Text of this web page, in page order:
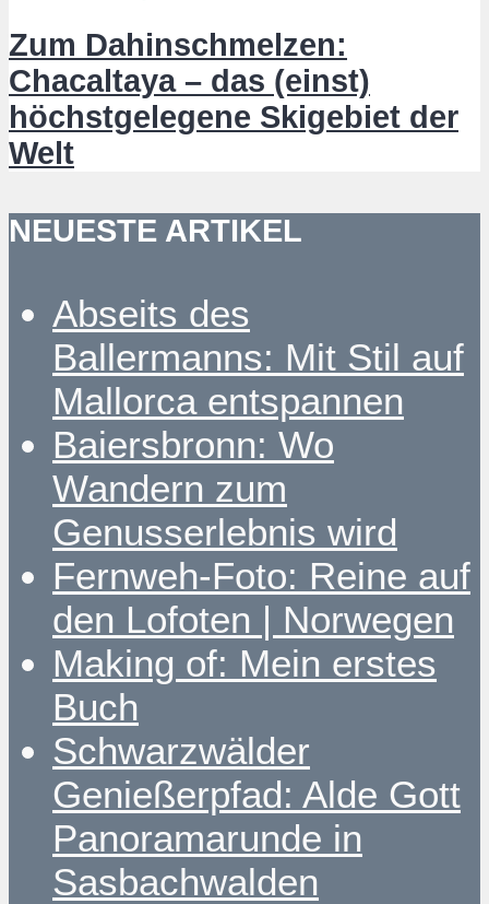
Zum Dahinschmelzen:
Chacaltaya – das (einst)
höchstgelegene Skigebiet der
Welt
NEUESTE ARTIKEL
Abseits des
Ballermanns: Mit Stil auf
Mallorca entspannen
Baiersbronn: Wo
Wandern zum
Genusserlebnis wird
Fernweh-Foto: Reine auf
den Lofoten | Norwegen
Making of: Mein erstes
Buch
Schwarzwälder
Genießerpfad: Alde Gott
Panoramarunde in
Sasbachwalden